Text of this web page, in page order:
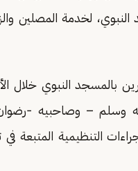
لخدمة المصلين
بالمسجد النبوي خلال
الله عليه وسلم – وصاحبيه -
وفق الإجراءات التنظيمية المتبعة